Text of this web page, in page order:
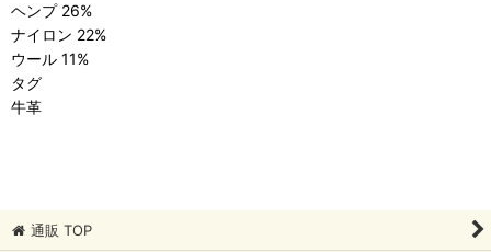
ヘンプ 26%
ナイロン 22%
ウール 11%
タグ
牛革
通販 TOP